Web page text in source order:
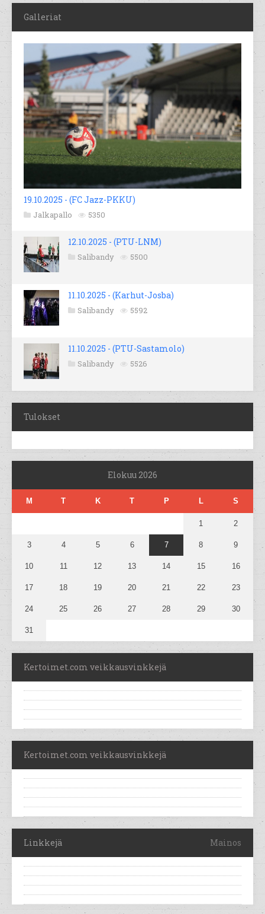
Galleriat
19.10.2025 - (FC Jazz-PKKU)
Jalkapallo 5350
12.10.2025 - (PTU-LNM)
Salibandy 5500
11.10.2025 - (Karhut-Josba)
Salibandy 5592
11.10.2025 - (PTU-Sastamolo)
Salibandy 5526
Tulokset
Elokuu 2026
M T K T P L S
1 2
3 4 5 6 7 8 9
10 11 12 13 14 15 16
17 18 19 20 21 22 23
24 25 26 27 28 29 30
31
Kertoimet.com veikkausvinkkejä
Kertoimet.com veikkausvinkkejä
Linkkejä Mainos